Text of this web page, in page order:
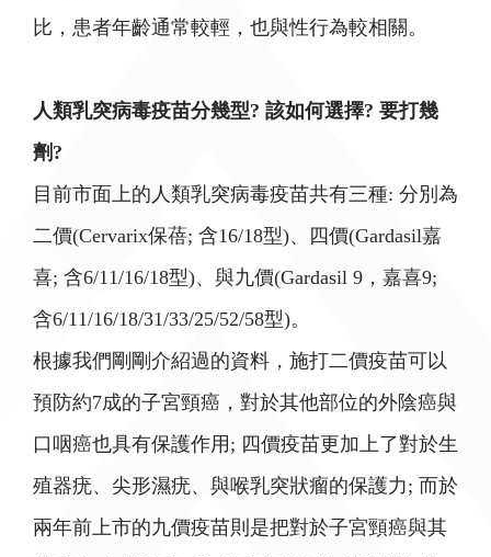
比，患者年齡通常較輕，也與性行為較相關。
人類乳突病毒疫苗分幾型? 該如何選擇? 要打幾
劑?
目前市面上的人類乳突病毒疫苗共有三種: 分別為
二價(Cervarix保蓓; 含16/18型)、四價(Gardasil嘉
喜; 含6/11/16/18型)、與九價(Gardasil 9，嘉喜9;
含6/11/16/18/31/33/25/52/58型)。
根據我們剛剛介紹過的資料，施打二價疫苗可以
預防約7成的子宮頸癌，對於其他部位的外陰癌與
口咽癌也具有保護作用; 四價疫苗更加上了對於生
殖器疣、尖形濕疣、與喉乳突狀瘤的保護力; 而於
兩年前上市的九價疫苗則是把對於子宮頸癌與其